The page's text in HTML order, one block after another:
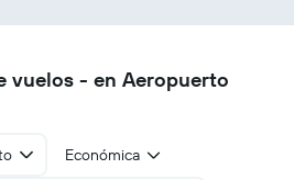
vuelos - en Aeropuerto
Económica